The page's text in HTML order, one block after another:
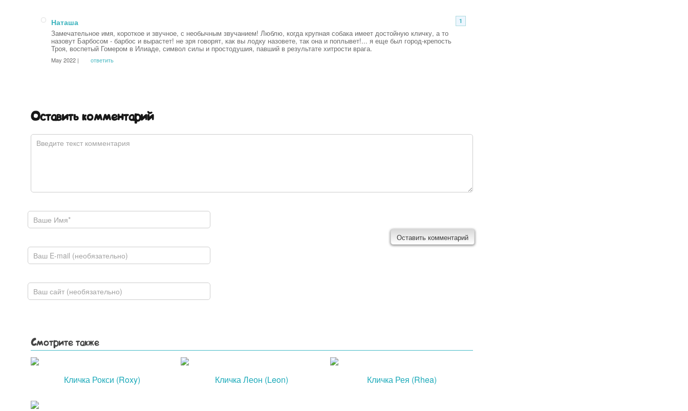
1
Наташа
Замечательное имя, короткое и звучное, с необычным звучанием! Люблю, когда крупная собака имеет достойную кличку, а то
назовут Барбосом - барбос и вырастет! не зря говорят, как вы лодку назовете, так она и поплывет!... я еще был город-крепость
Троя, воспетый Гомером в Илиаде, символ силы и простодушия, павший в результате хитрости врага.
May 2022 | ответить
Оставить комментарий
Комментарий*
Ваше имя
E-mail
Домашняя страница
Смотрите также
Кличка Рокси (Roxy) Кличка Леон (Leon) Кличка Рея (Rhea)